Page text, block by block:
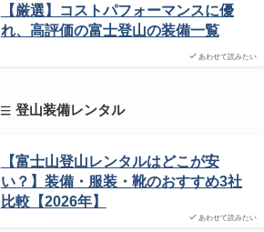
あわせて読みたい
【厳選】コストパフォーマンスに優
れ、高評価の富士登山の装備一覧
登山装備レンタル
あわせて読みたい
【富士山登山レンタルはどこが安
い？】装備・服装・靴のおすすめ3社
比較【2026年】